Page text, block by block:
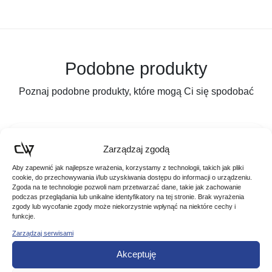
Zarządzaj zgodą
Aby zapewnić jak najlepsze wrażenia, korzystamy z technologii, takich jak pliki
cookie, do przechowywania i/lub uzyskiwania dostępu do informacji o urządzeniu.
Zgoda na te technologie pozwoli nam przetwarzać dane, takie jak zachowanie
podczas przeglądania lub unikalne identyfikatory na tej stronie. Brak wyrażenia
zgody lub wycofanie zgody może niekorzystnie wpłynąć na niektóre cechy i
funkcje.
Zarządzaj serwisami
Akceptuję
Podobne produkty
Poznaj podobne produkty, które mogą Ci się spodobać